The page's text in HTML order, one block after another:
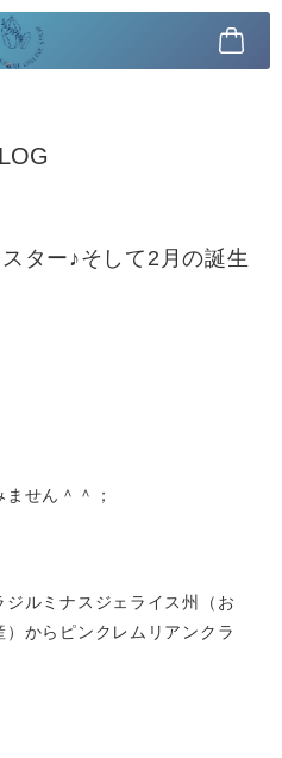
ター♪そして2月の誕生
せん＾＾；
ルミナスジェライス州（お
からピンクレムリアンクラ